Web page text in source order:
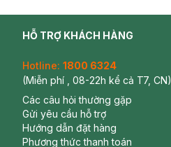
HỖ TRỢ KHÁCH HÀNG
Hotline: 1800 6324
(Miễn phí , 08-22h kể cả T7, CN)
Các câu hỏi thường gặp
Gửi yêu cầu hỗ trợ
Hướng dẫn đặt hàng
Phương thức thanh toán